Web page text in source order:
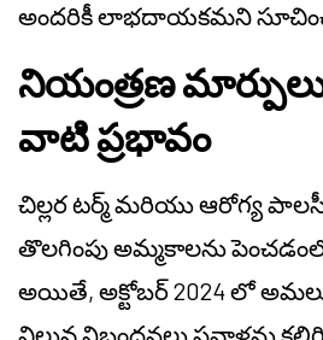
అందరికీ లాభదాయకమని
నియంత్రణ
వాటి ప్రభావం
చిల్లర టర్మ్ మరియు ఆరోగ్య
తొలగింపు అమ్మకాలను
అయితే, అక్టోబర్ 2024 లో
విలువ నిబంధనలు సవాళ్లను